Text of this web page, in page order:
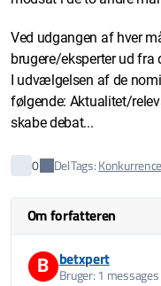
Ved udgangen af hver
brugere/eksperter ud
I udvælgelsen af de
følgende: Aktualitet/
skabe debat...
0 DelTags:
Om forfatteren
B betxpert
Bruger: 1 messages